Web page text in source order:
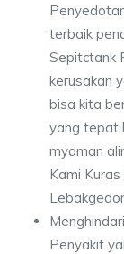
terbaik
Sepitctank
kerusakan
bisa kita
yang tepat
myaman
Kami
Penyakit